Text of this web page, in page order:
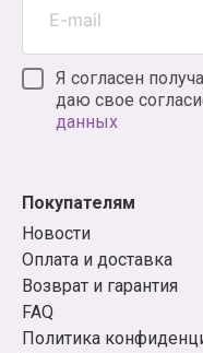
Я согласен
даю свое
данных
Покупателям
Новости
Оплата и доставка
Возврат и гарантия
FAQ
Политика